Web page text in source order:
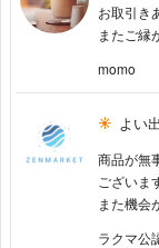
お取引き
またご縁
momo
よい
商品が無
ございま
また機会
ラクマ公